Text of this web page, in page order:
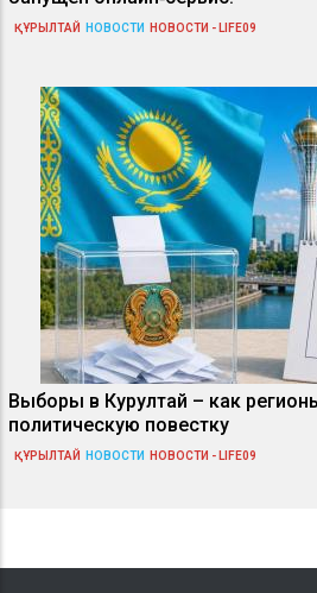
ҚҰРЫЛТАЙ НОВОСТИ НОВОСТИ - LIFE09
Выборы в Курултай – как
политическую повестку
ҚҰРЫЛТАЙ НОВОСТИ НОВОСТИ - LIFE09